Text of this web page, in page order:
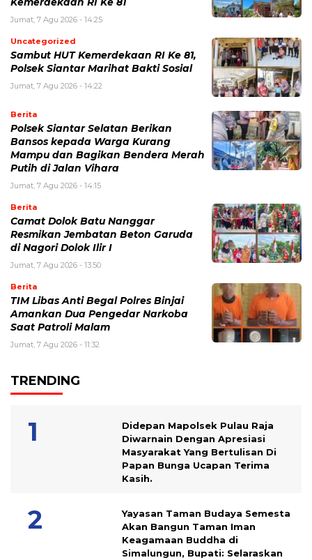
Kemerdekaan RI Ke 81
Jumat, 7 Agu 2026 - 14:25
Uncategorized
Sambut HUT Kemerdekaan RI Ke 81,
Polsek Siantar Marihat Bakti Sosial
Jumat, 7 Agu 2026 - 14:22
Berita
Polsek Siantar Selatan Berikan
Bansos kepada Warga Kurang
Mampu dan Bagikan Bendera Merah
Putih di Jalan Vihara
Jumat, 7 Agu 2026 - 14:15
Berita
Camat Dolok Batu Nanggar
Resmikan Jembatan Beton Garuda
di Nagori Dolok Ilir I
Jumat, 7 Agu 2026 - 13:50
Berita
TIM Libas Anti Begal Polres Binjai
Amankan Dua Pengedar Narkoba
Saat Patroli Malam
Jumat, 7 Agu 2026 - 11:32
TRENDING
Didepan Mapolsek Pulau Raja
Diwarnain Dengan Apresiasi
Masyarakat Yang Bertulisan Di
Papan Bunga Ucapan Terima
Kasih.
Yayasan Taman Budaya Semesta
Akan Bangun Taman Iman
Keagamaan Buddha di
Simalungun, Bupati: Selaraskan